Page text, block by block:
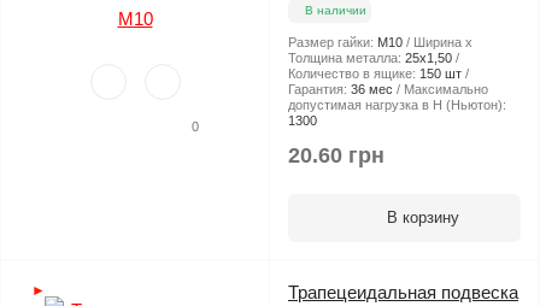
0
В наличии
Размер гайки: М10
Ширина х
Толщина металла: 25х1,50
Количество в ящике: 150 шт
Гарантия: 36 мес
Максимально
допустимая нагрузка в Н (Ньютон):
1300
20.60 грн
В корзину
►
Трапецеидальная подвеска